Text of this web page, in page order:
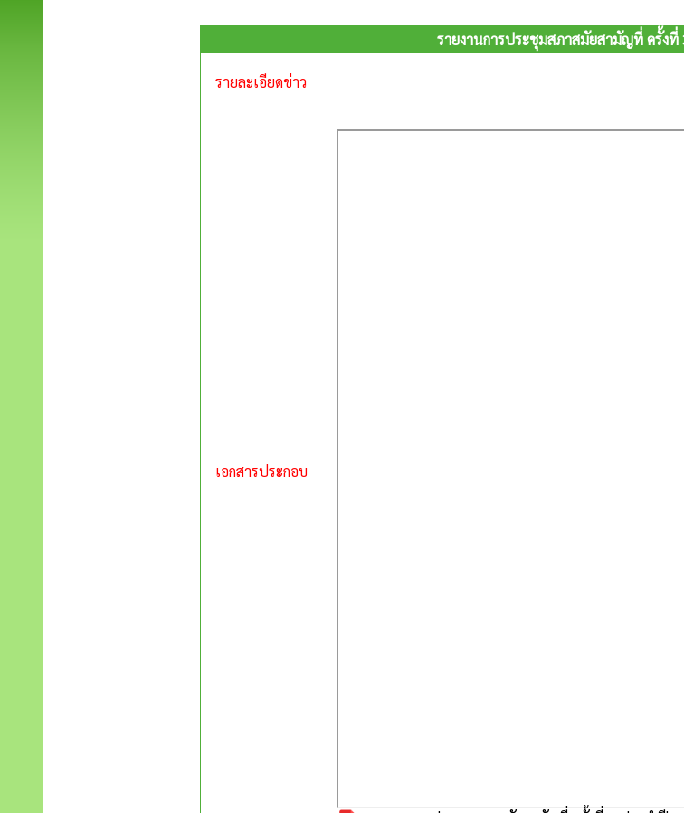
รายงานการประชุมสภาสมัยสามัญที่ ครั้งที่
รายละเอียดข่าว
เอกสารประกอบ